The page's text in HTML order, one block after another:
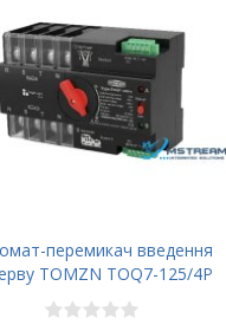
перемикач введення
TOMZN TOQ7-125/4P
125А 400В